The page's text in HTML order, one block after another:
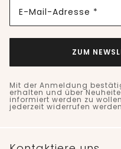
E-Mail-Adresse *
ZUM
Mit der Anmeldung
erhalten und über
informiert werden zu
jederzeit widerrufen